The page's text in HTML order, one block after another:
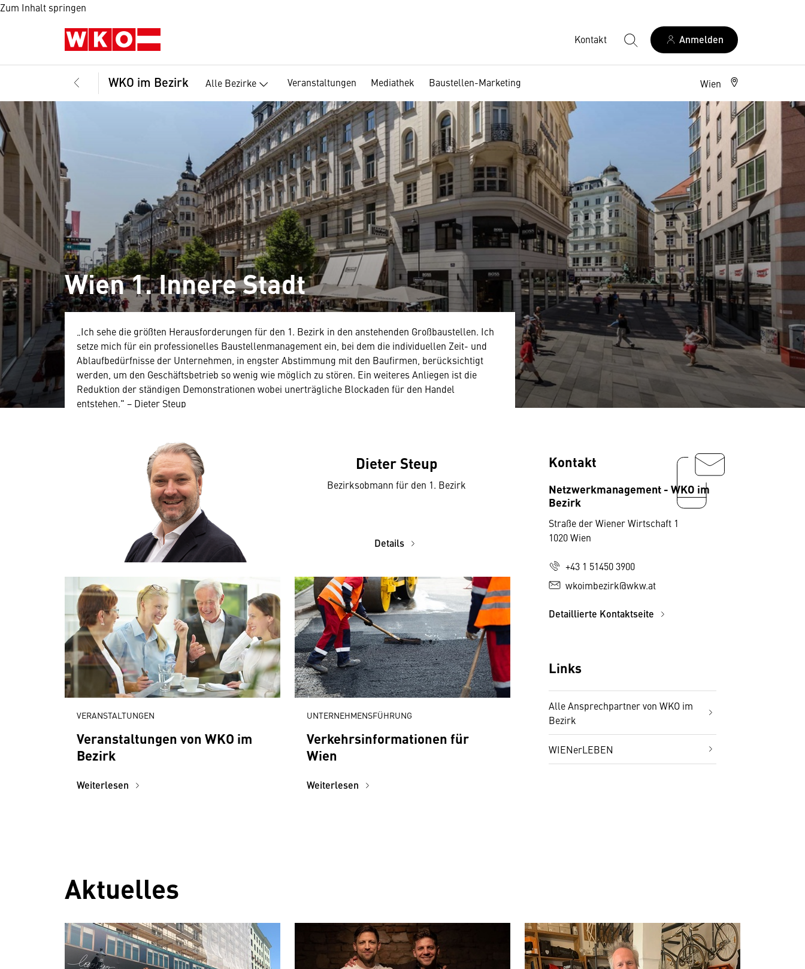
Zum Inhalt springen
Kontakt Anmelden
WKO im Bezirk Alle Bezirke Veranstaltungen Mediathek Baustellen-Marketing Wien
Wien 1. Innere Stadt
„Ich sehe die größten Herausforderungen für den 1. Bezirk in den anstehenden Großbaustellen. Ich
setze mich für ein professionelles Baustellenmanagement ein, bei dem die individuellen Zeit- und
Ablaufbedürfnisse der Unternehmen, in engster Abstimmung mit den Baufirmen, berücksichtigt
werden, um den Geschäftsbetrieb so wenig wie möglich zu stören. Ein weiteres Anliegen ist die
Reduktion der ständigen Demonstrationen wobei unerträgliche Blockaden für den Handel
entstehen." − Dieter Steup
Dieter Steup
Bezirksobmann für den 1. Bezirk
Details
VERANSTALTUNGEN
Veranstaltungen von WKO im
Bezirk
Weiterlesen
UNTERNEHMENSFÜHRUNG
Verkehrsinformationen für
Wien
Weiterlesen
Kontakt
Netzwerkmanagement - WKO im
Bezirk
Straße der Wiener Wirtschaft 1
1020 Wien
+43 1 51450 3900
wkoimbezirk@wkw.at
Detaillierte Kontaktseite
Links
Alle Ansprechpartner von WKO im
Bezirk
WIENerLEBEN
Aktuelles